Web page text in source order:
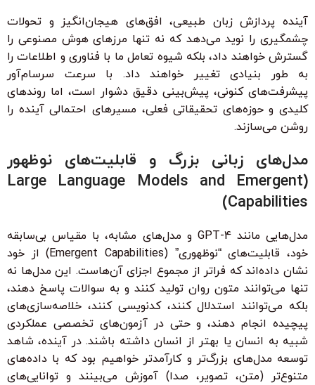
آینده پردازش زبان طبیعی، افق‌های هیجان‌انگیز و تحولات
چشمگیری را نوید می‌دهد که نه تنها مرزهای هوش مصنوعی را
گسترش خواهند داد، بلکه شیوه تعامل ما با فناوری و اطلاعات را
به طور بنیادی تغییر خواهند داد. با سرعت سرسام‌آور
پیشرفت‌های کنونی، پیش‌بینی دقیق دشوار است، اما روندهای
کلیدی و حوزه‌های تحقیقاتی فعلی، مسیرهای احتمالی آینده را
روشن می‌سازند.
مدل‌های زبانی بزرگ و قابلیت‌های نوظهور
(Large Language Models and Emergent
Capabilities)
مدل‌هایی مانند GPT-4 و مدل‌های مشابه، با مقیاس بی‌سابقه
خود، قابلیت‌های “نوظهوری” (Emergent Capabilities) از خود
نشان داده‌اند که فراتر از مجموع اجزای آن‌هاست. این مدل‌ها نه
تنها می‌توانند متون روان تولید کنند و به سوالات پاسخ دهند،
بلکه می‌توانند استدلال کنند، کدنویسی کنند، خلاصه‌سازی‌های
پیچیده انجام دهند، و حتی در آزمون‌های تخصصی عملکردی
شبیه به انسان یا بهتر از انسان داشته باشند. در آینده، شاهد
توسعه مدل‌های بزرگ‌تر و کارآمدتر خواهیم بود که با داده‌های
متنوع‌تر (متن، تصویر، صدا) آموزش می‌بینند و توانایی‌های